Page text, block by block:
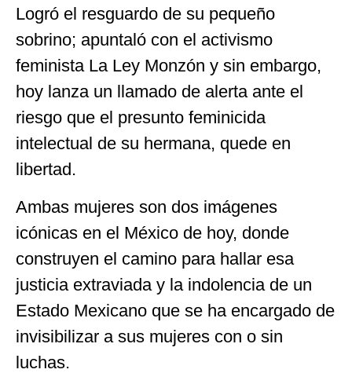
Logró el resguardo de su pequeño
sobrino; apuntaló con el activismo
feminista La Ley Monzón y sin embargo,
hoy lanza un llamado de alerta ante el
riesgo que el presunto feminicida
intelectual de su hermana, quede en
libertad.
Ambas mujeres son dos imágenes
icónicas en el México de hoy, donde
construyen el camino para hallar esa
justicia extraviada y la indolencia de un
Estado Mexicano que se ha encargado de
invisibilizar a sus mujeres con o sin
luchas.